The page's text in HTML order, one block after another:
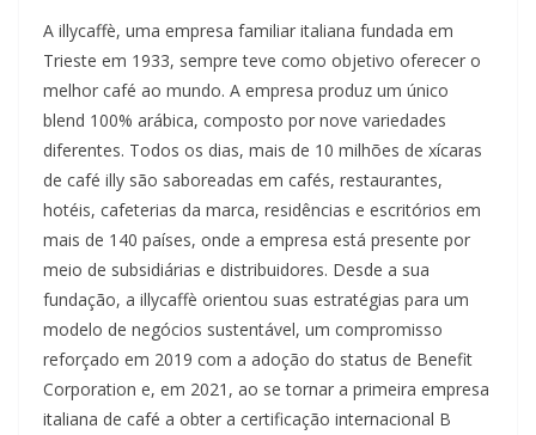
A illycaffè, uma empresa familiar italiana fundada em
Trieste em 1933, sempre teve como objetivo oferecer o
melhor café ao mundo. A empresa produz um único
blend 100% arábica, composto por nove variedades
diferentes. Todos os dias, mais de 10 milhões de xícaras
de café illy são saboreadas em cafés, restaurantes,
hotéis, cafeterias da marca, residências e escritórios em
mais de 140 países, onde a empresa está presente por
meio de subsidiárias e distribuidores. Desde a sua
fundação, a illycaffè orientou suas estratégias para um
modelo de negócios sustentável, um compromisso
reforçado em 2019 com a adoção do status de Benefit
Corporation e, em 2021, ao se tornar a primeira empresa
italiana de café a obter a certificação internacional B